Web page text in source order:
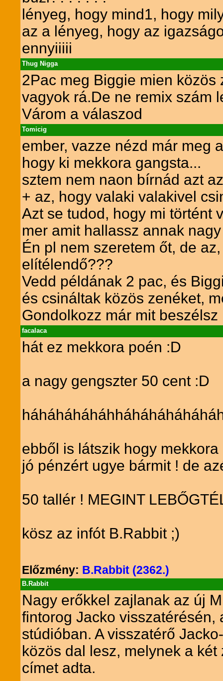
lényeg, hogy mind1, hogy
az a lényeg, hogy az
ennyiiiii
Thug Nigga
2Pac meg Biggie mien
vagyok rá.De ne remix szám
Várom a válaszod
Tomicig
ember, vazze nézd már meg
hogy ki mekkora gangsta...
sztem nem naon bírnád azt
+ az, hogy valaki valakivel
Azt se tudod, hogy mi történt
mer amit hallassz annak
Én pl nem szeretem őt, de
elítélendő???
Vedd példának 2 pac, és
és csináltak közös zenéket,
Gondolkozz már mit beszélsz
facalaca
hát ez mekkora poén :D
a nagy gengszter 50 cent :D
ebből is látszik hogy
jó pénzért ugye bármit ! de
50 tallér ! MEGINT
kösz az infót B.Rabbit ;)
Előzmény: B.Rabbit (2362.)
B.Rabbit
Nagy erőkkel zajlanak az új
fintorog Jacko
stúdióban. A visszatérő
közös dal lesz, melynek a
címet adta.